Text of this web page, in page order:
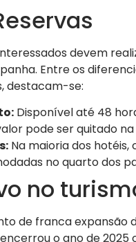
devem
Entre os
destacam-se:
Disponível até 48
pode ser quitado na
Na maioria dos hotéis,
no quarto dos
no
de franca expansão
o ano de